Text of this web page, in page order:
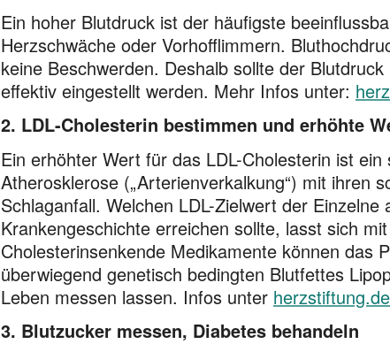
Ein hoher Blutdruck ist der häufigste
Herzschwäche oder Vorhofflimmern.
keine Beschwerden. Deshalb sollte der
effektiv eingestellt werden. Mehr Infos unter:
2. LDL-Cholesterin bestimmen und erhöhte
Ein erhöhter Wert für das LDL-Cholesterin ist
Atherosklerose („Arterienverkalkung“) mit ihren
Schlaganfall. Welchen LDL-Zielwert der
Krankengeschichte erreichen sollte, lasst sich
Cholesterinsenkende Medikamente können das
überwiegend genetisch bedingten Blutfettes
Leben messen lassen. Infos unter
3. Blutzucker messen, Diabetes behandeln